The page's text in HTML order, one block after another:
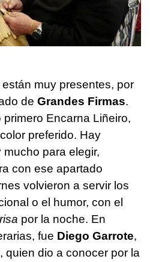
están muy presentes, por
de Grandes Firmas.
Encarna Liñeiro,
preferido. Hay
para elegir,
con ese apartado
volvieron a servir los
o el humor, con el
por la noche. En
fue Diego Garrote,
quien dio a conocer por la